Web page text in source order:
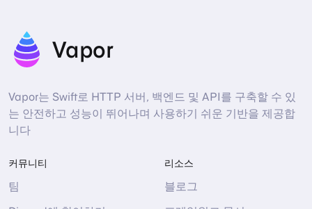
Vapor
Vapor는 Swift로 HTTP 서버, 백엔드 및 API를 구축할 수 있
는 안전하고 성능이 뛰어나며 사용하기 쉬운 기반을 제공합
니다
커뮤니티
팀
리소스
블로그